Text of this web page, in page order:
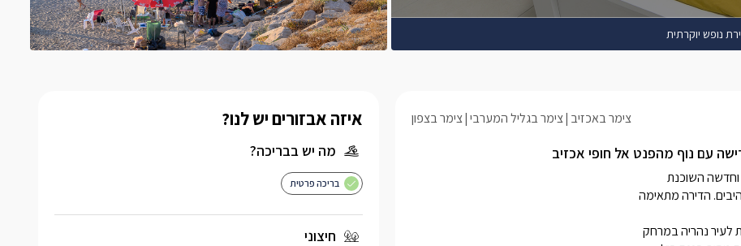
נופש יוקרתית
צימר באכזיב צימר בגליל המערבי צימר בצפון
עם נוף מהפנט אל חופי אכזיב
איזה אבזורים יש לנו?
מה יש בבריכה?
בריכה פרטית
חיצוני